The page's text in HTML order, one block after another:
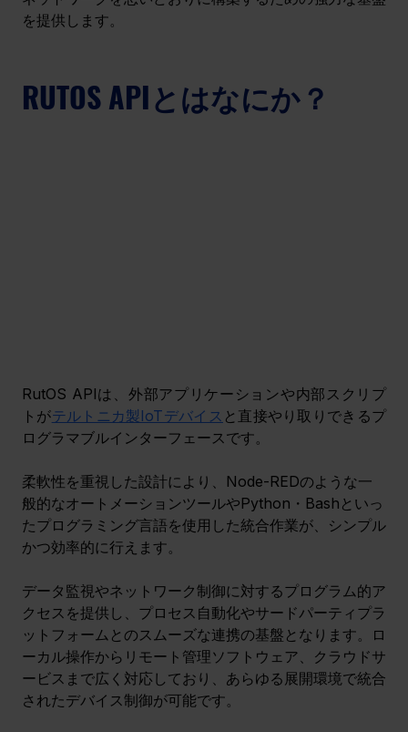
を提供します。
RUTOS APIとはなにか？
RutOS APIは、外部アプリケーションや内部スクリプ
トがテルトニカ製IoTデバイス と直接やり取りできるプ
ログラマブルインターフェースです。
柔軟性を重視した設計により、Node-REDのような一
般的なオートメーションツールやPython・Bashといっ
たプログラミング言語を使用した統合作業が、シンプル
かつ効率的に行えます。
データ監視やネットワーク制御に対するプログラム的ア
クセスを提供し、プロセス自動化やサードパーティプラ
ットフォームとのスムーズな連携の基盤となります。ロ
ーカル操作からリモート管理ソフトウェア、クラウドサ
ービスまで広く対応しており、あらゆる展開環境で統合
されたデバイス制御が可能です。